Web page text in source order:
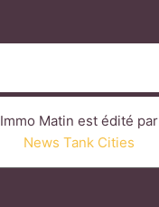
Immo Matin est édité par
News Tank Cities